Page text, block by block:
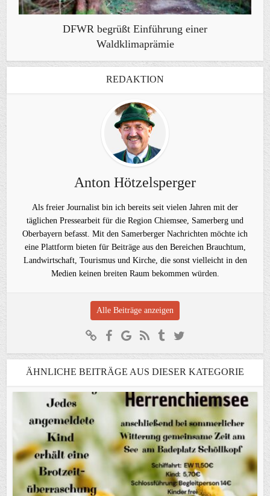
DFWR begrüßt Einführung einer
Waldklimaprämie
REDAKTION
Anton Hötzelsperger
Als freier Journalist bin ich bereits seit vielen Jahren mit der
täglichen Pressearbeit für die Region Chiemsee, Samerberg und
Oberbayern befasst. Mit den Samerberger Nachrichten möchte ich
eine Plattform bieten für Beiträge aus den Bereichen Brauchtum,
Landwirtschaft, Tourismus und Kirche, die sonst vielleicht in den
Medien keinen breiten Raum bekommen würden.
Alle Beiträge anzeigen
ÄHNLICHE BEITRÄGE AUS DIESER KATEGORIE